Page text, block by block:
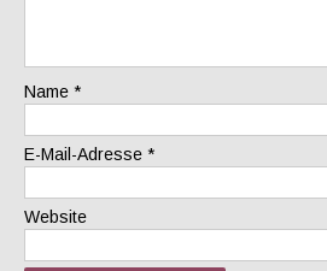
Name *
E-Mail-Adresse *
Website